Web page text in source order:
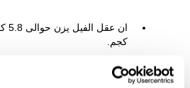
كجم.
من المحتمل ان عقل ألبرت